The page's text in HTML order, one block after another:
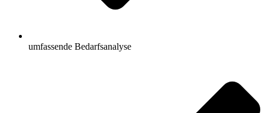
umfassende Bedarfsanalyse